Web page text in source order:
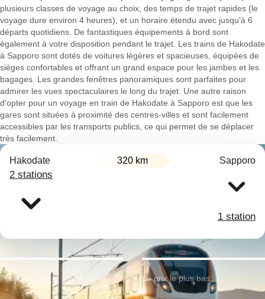
plusieurs classes de voyage au choix, des temps de trajet rapides (le
voyage dure environ 4 heures), et un horaire étendu avec jusqu'à 6
départs quotidiens. De fantastiques équipements à bord sont
également à votre disposition pendant le trajet. Les trains de Hakodate
à Sapporo sont dotés de voitures légères et spacieuses, équipées de
sièges confortables et offrant un grand espace pour les jambes et les
bagages. Les grandes fenêtres panoramiques sont parfaites pour
admirer les vues spectaculaires le long du trajet. Une autre raison
d'opter pour un voyage en train de Hakodate à Sapporo est que les
gares sont situées à proximité des centres-villes et sont facilement
accessibles par les transports publics, ce qui permet de se déplacer
très facilement.
Hakodate 320 km Sapporo
2 stations
1 station
Premier train: Le prix le plus bas: